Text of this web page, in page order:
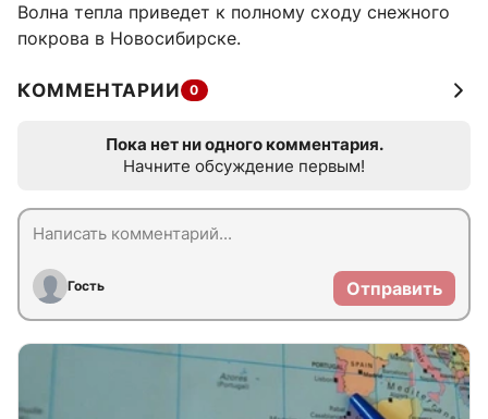
Волна тепла приведет к полному сходу снежного
покрова в Новосибирске.
КОММЕНТАРИИ 0
Пока нет ни одного комментария.
Начните обсуждение первым!
Гость Отправить